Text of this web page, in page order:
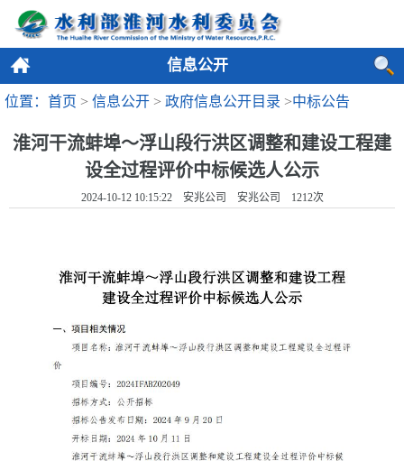
信息公开
位置：首页 > 信息公开 > 政府信息公开目录 >中标公告
淮河干流蚌埠～浮山段行洪区调整和建设工程建
设全过程评价中标候选人公示
2024-10-12 10:15:22 安兆公司 安兆公司 1212次